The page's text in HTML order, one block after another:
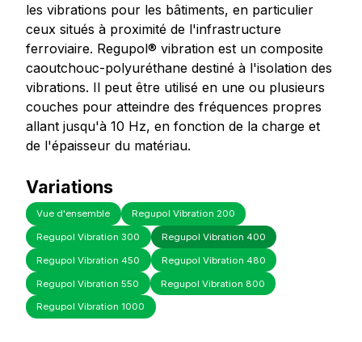
les vibrations pour les bâtiments, en particulier
ceux situés à proximité de l'infrastructure
ferroviaire. Regupol® vibration est un composite
caoutchouc-polyuréthane destiné à l'isolation des
vibrations. Il peut être utilisé en une ou plusieurs
couches pour atteindre des fréquences propres
allant jusqu'à 10 Hz, en fonction de la charge et
de l'épaisseur du matériau.
Variations
Vue d'ensemble Regupol Vibration 200
Regupol Vibration 300 Regupol Vibration 400
Regupol Vibration 450 Regupol Vibration 480
Regupol Vibration 550 Regupol Vibration 800
Regupol Vibration 1000